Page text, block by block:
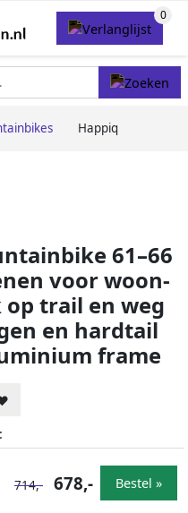
Happiq
61–66
voor woon-
trail en weg
en hardtail
frame
714,- 678,- Bestel »